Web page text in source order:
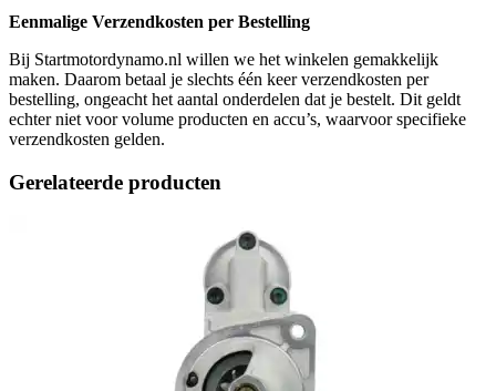
Eenmalige Verzendkosten per Bestelling
Bij Startmotordynamo.nl willen we het winkelen gemakkelijk
maken. Daarom betaal je slechts één keer verzendkosten per
bestelling, ongeacht het aantal onderdelen dat je bestelt. Dit geldt
echter niet voor volume producten en accu’s, waarvoor specifieke
verzendkosten gelden.
Gerelateerde producten